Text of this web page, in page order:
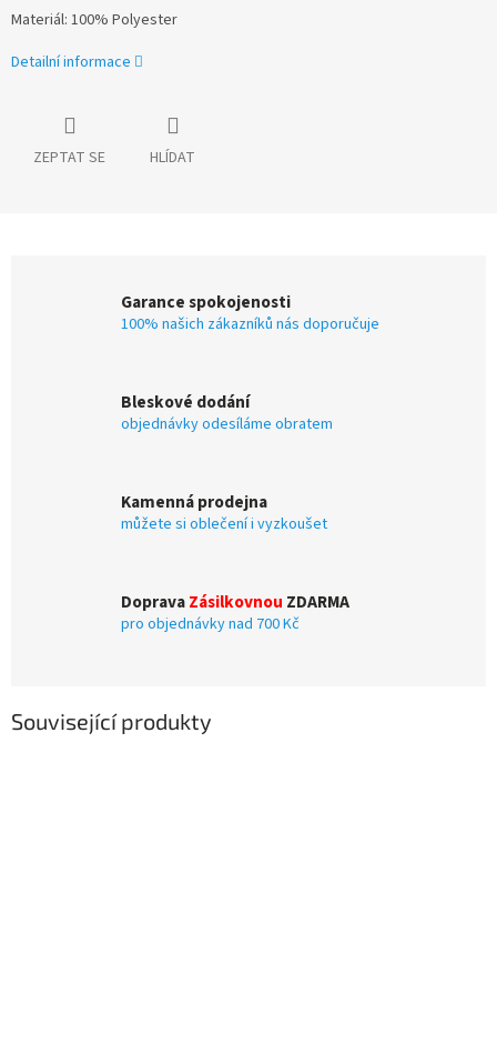
Materiál: 100% Polyester
Detailní informace
ZEPTAT SE HLÍDAT
Garance spokojenosti
100% našich zákazníků nás doporučuje
Bleskové dodání
objednávky odesíláme obratem
Kamenná prodejna
můžete si oblečení i vyzkoušet
DopravaZásilkovnou ZDARMA
pro objednávky nad 700 Kč
Související produkty